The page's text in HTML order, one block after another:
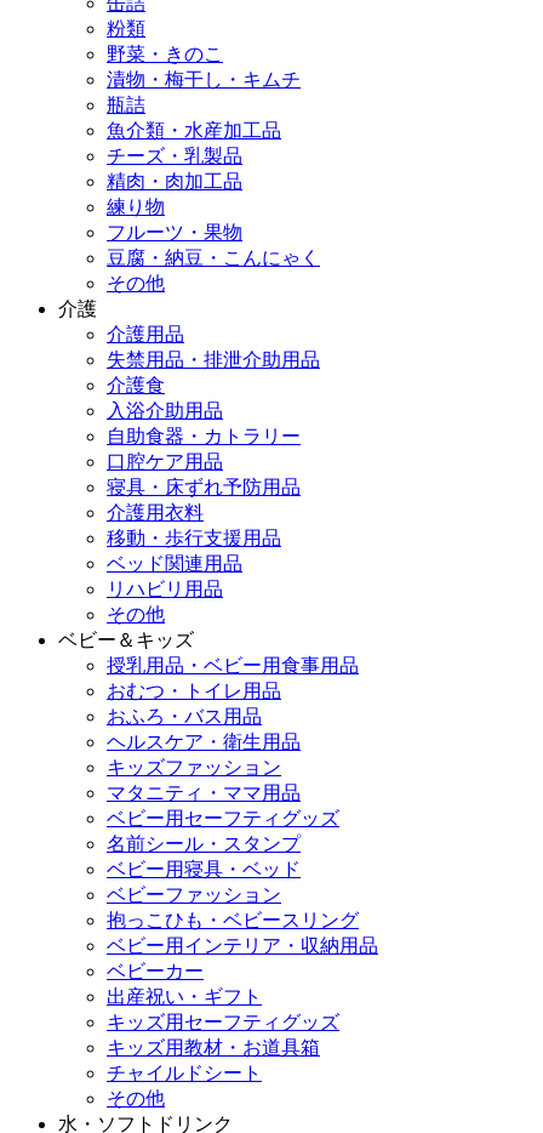
粉類
野菜・きのこ
漬物・梅干し・キムチ
瓶詰
魚介類・水産加工品
チーズ・乳製品
精肉・肉加工品
練り物
フルーツ・果物
豆腐・納豆・こんにゃく
その他
介護
介護用品
失禁用品・排泄介助用品
介護食
入浴介助用品
自助食器・カトラリー
口腔ケア用品
寝具・床ずれ予防用品
介護用衣料
移動・歩行支援用品
ベッド関連用品
リハビリ用品
その他
ベビー＆キッズ
授乳用品・ベビー用食事用品
おむつ・トイレ用品
おふろ・バス用品
ヘルスケア・衛生用品
キッズファッション
マタニティ・ママ用品
ベビー用セーフティグッズ
名前シール・スタンプ
ベビー用寝具・ベッド
ベビーファッション
抱っこひも・ベビースリング
ベビー用インテリア・収納用品
ベビーカー
出産祝い・ギフト
キッズ用セーフティグッズ
キッズ用教材・お道具箱
チャイルドシート
その他
水・ソフトドリンク